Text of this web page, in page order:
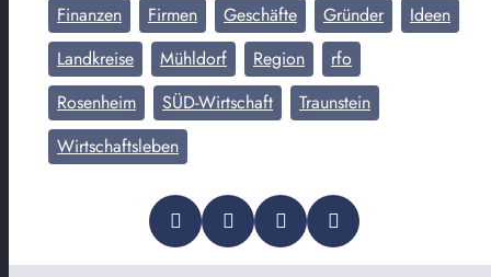
Finanzen
Firmen Geschäfte Gründer
Ideen
Landkreise
Mühldorf Region
rfo
Rosenheim
SÜD-Wirtschaft
Traunstein
Wirtschaftsleben